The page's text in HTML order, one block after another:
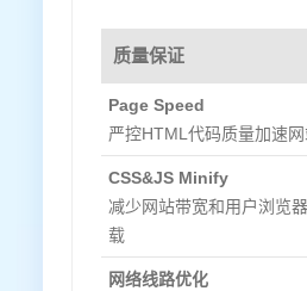
质量保证
Page Speed
严控HTML代码质量加速
CSS&JS Minify
减少网站带宽和用户浏览
载
网络线路优化